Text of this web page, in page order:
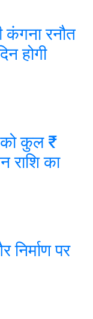
कंगना रनौत
होगी
को कुल ₹
का
निर्माण पर